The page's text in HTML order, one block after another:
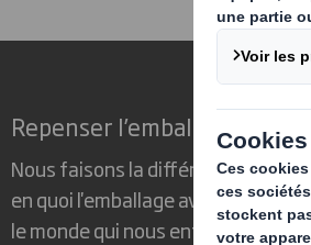
Repenser l’emballage pour
Nous faisons la différence parce
en quoi l'emballage avait un rôle
le monde qui nous entoure.